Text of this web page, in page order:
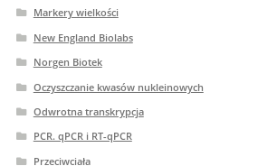
Markery wielkości
New England Biolabs
Norgen Biotek
Oczyszczanie kwasów nukleinowych
Odwrotna transkrypcja
PCR. qPCR i RT-qPCR
Przeciwciała